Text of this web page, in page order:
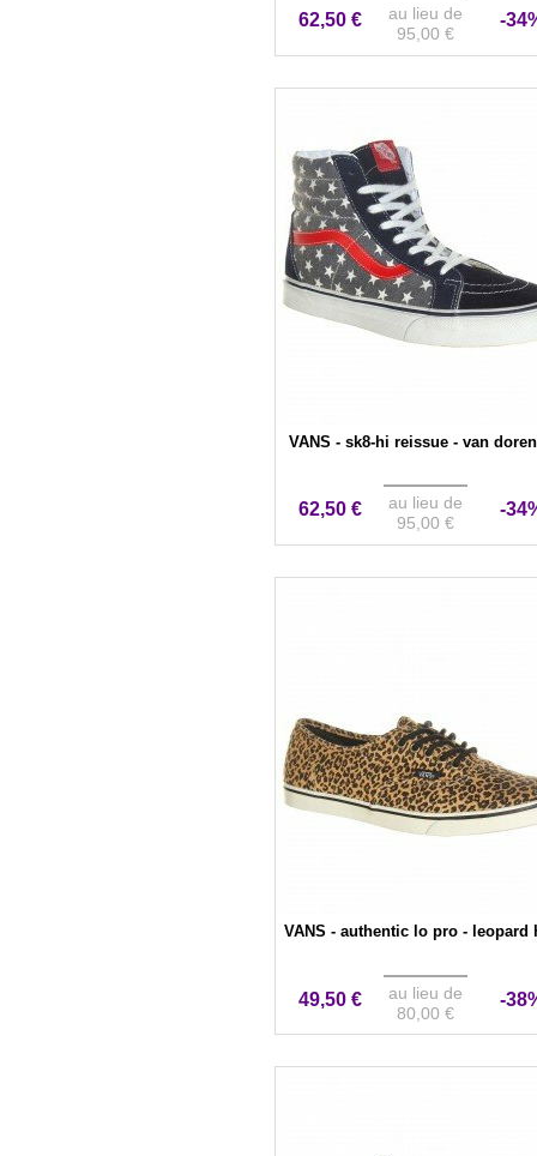
62,50 €
au lieu de
95,00 €
-
VANS - sk8-hi reissue - van
62,50 €
au lieu de
95,00 €
-
VANS - authentic lo pro - leopard
49,50 €
au lieu de
80,00 €
-